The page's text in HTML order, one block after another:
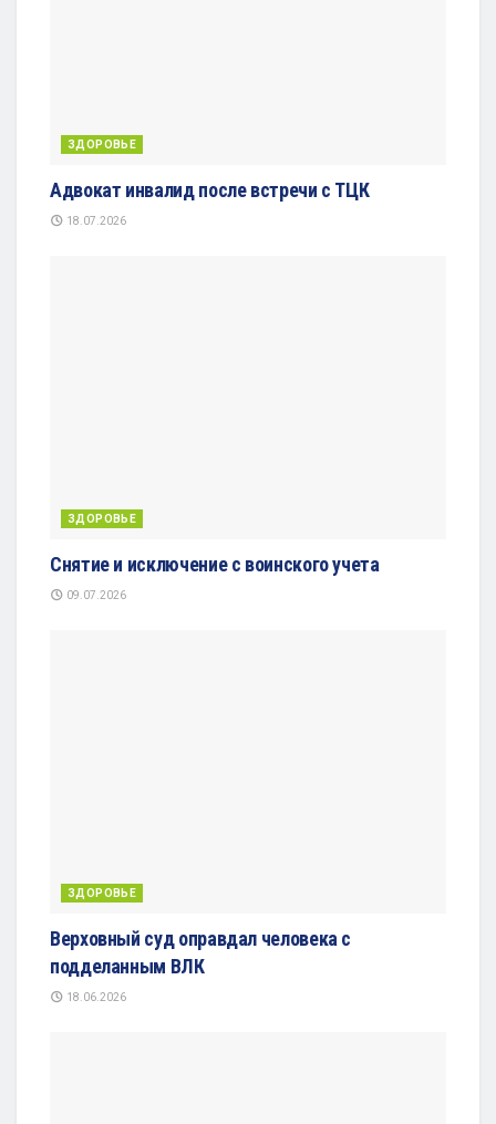
ЗДОРОВЬЕ
Адвокат инвалид после встречи с ТЦК
18.07.2026
ЗДОРОВЬЕ
Снятие и исключение с воинского учета
09.07.2026
ЗДОРОВЬЕ
Верховный суд оправдал человека с
подделанным ВЛК
18.06.2026